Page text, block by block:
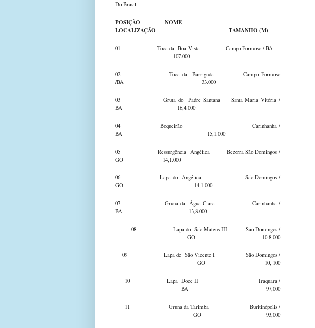
Do Brasil:
POSIÇÃO NOME
LOCALIZAÇÃO TAMANHO (M)
01 Toca da Boa Vista Campo Formoso / BA
107.000
02 Toca da Barriguda Campo Formoso
/BA 33.000
03 Gruta do Padre Santana Santa Maria Vitória /
BA 16,4.000
04 Boqueirão Carinhanha /
BA 15,1.000
05 Ressurgência Angélica Bezerra São Domingos /
GO 14,1.000
06 Lapa do Angélica São Domingos /
GO 14,1.000
07 Gruna da Água Clara Carinhanha /
BA 13,8.000
08 Lapa do São Mateus III São Domingos /
GO 10,8.000
09 Lapa de São Vicente I São Domingos /
GO 10, 100
10 Lapa Doce II Iraquara /
BA 97,000
11 Gruna da Tarimba Buritinópolis /
GO 93,000